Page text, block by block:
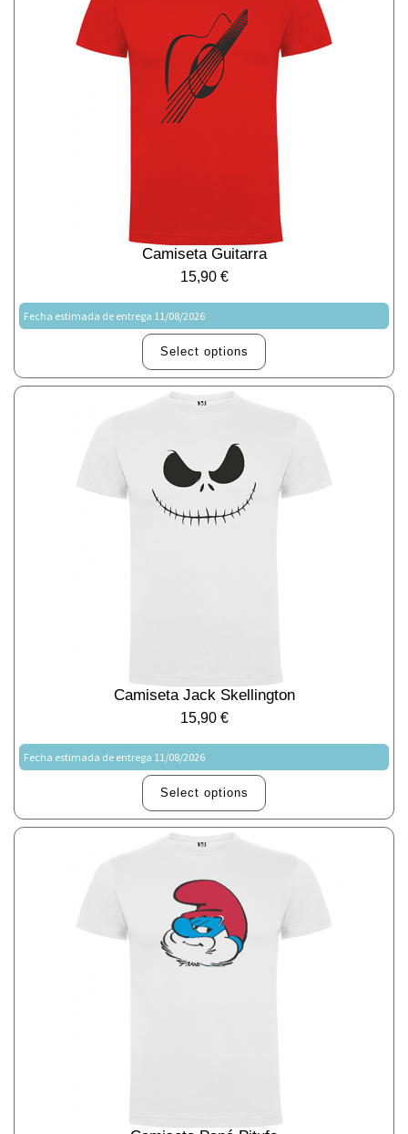
Camiseta Guitarra
15,90 €
Fecha estimada de entrega 11/08/2026
Select options
Camiseta Jack Skellington
15,90 €
Fecha estimada de entrega 11/08/2026
Select options